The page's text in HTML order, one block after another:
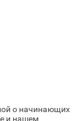
о начинающих
и нашем